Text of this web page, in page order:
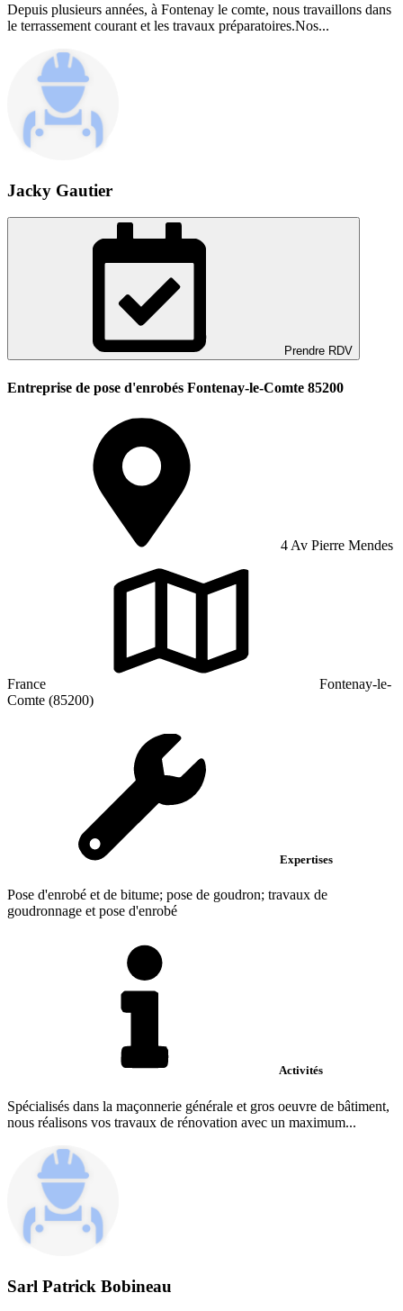
Depuis plusieurs années, à Fontenay le comte, nous travaillons dans
le terrassement courant et les travaux préparatoires.Nos...
Jacky Gautier
Prendre RDV
Entreprise de pose d'enrobés Fontenay-le-Comte 85200
4 Av Pierre Mendes
France
Fontenay-le-
Comte (85200)
Expertises
Pose d'enrobé et de bitume; pose de goudron; travaux de
goudronnage et pose d'enrobé
Activités
Spécialisés dans la maçonnerie générale et gros oeuvre de bâtiment,
nous réalisons vos travaux de rénovation avec un maximum...
Sarl Patrick Bobineau